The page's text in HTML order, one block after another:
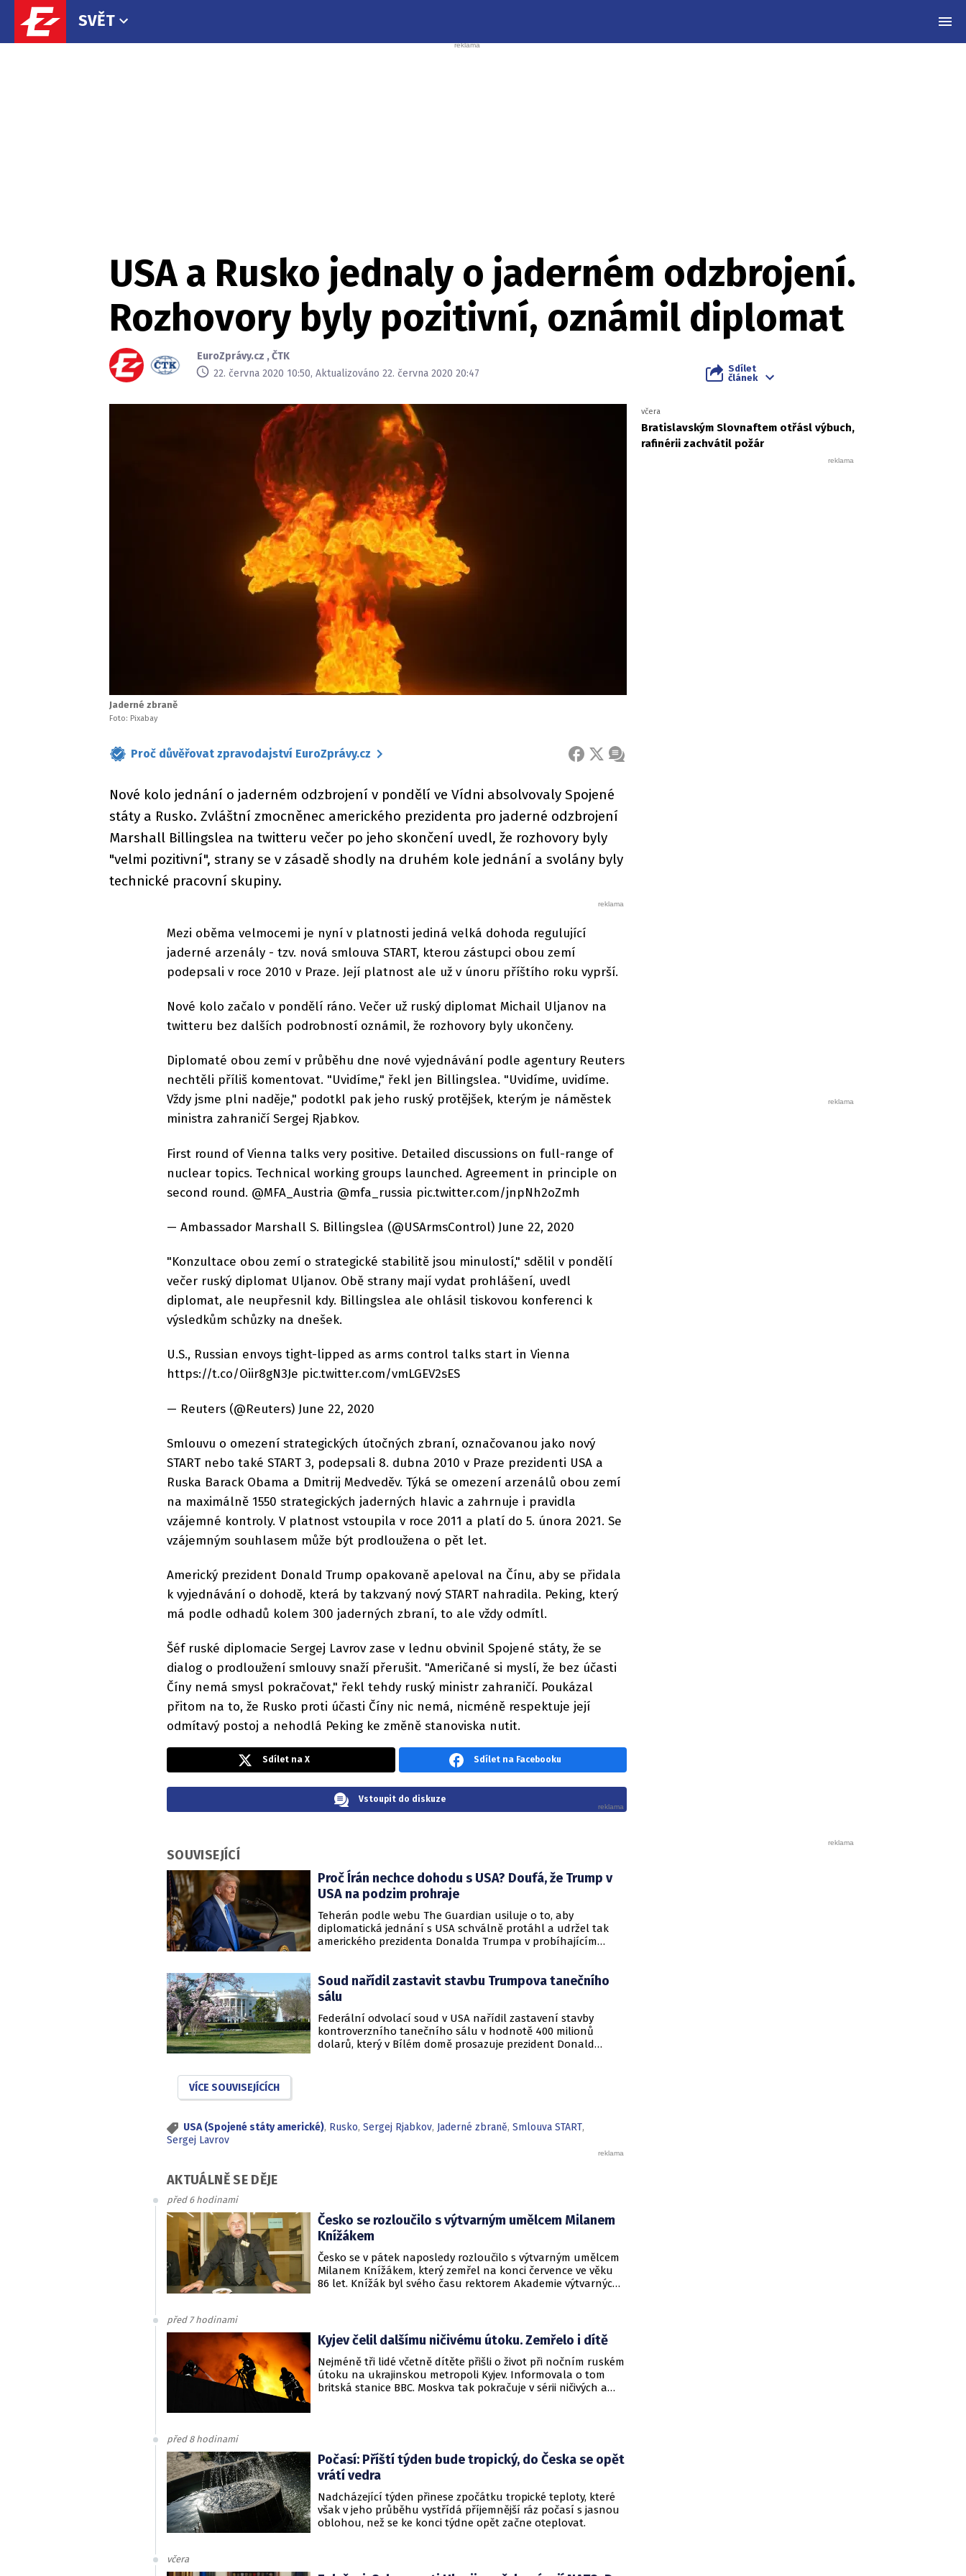
SVĚT
USA a Rusko jednaly o jaderném odzbrojení.
Rozhovory byly pozitivní, oznámil diplomat
EuroZprávy.cz ,ČTK
22. června 2020 10:50, Aktualizováno 22. června 2020 20:47
Sdílet
článek
Jaderné zbraně
Foto: Pixabay
Proč důvěřovat zpravodajství EuroZprávy.cz FACEBOOK
X ZPRÁVA
Nové kolo jednání o jaderném odzbrojení v pondělí ve Vídni absolvovaly Spojené
státy a Rusko. Zvláštní zmocněnec amerického prezidenta pro jaderné odzbrojení
Marshall Billingslea na twitteru večer po jeho skončení uvedl, že rozhovory byly
"velmi pozitivní", strany se v zásadě shodly na druhém kole jednání a svolány byly
technické pracovní skupiny.
Mezi oběma velmocemi je nyní v platnosti jediná velká dohoda regulující
jaderné arzenály - tzv. nová smlouva START, kterou zástupci obou zemí
podepsali v roce 2010 v Praze. Její platnost ale už v únoru příštího roku vyprší.
Nové kolo začalo v pondělí ráno. Večer už ruský diplomat Michail Uljanov na
twitteru bez dalších podrobností oznámil, že rozhovory byly ukončeny.
Diplomaté obou zemí v průběhu dne nové vyjednávání podle agentury Reuters
nechtěli příliš komentovat. "Uvidíme," řekl jen Billingslea. "Uvidíme, uvidíme.
Vždy jsme plni naděje," podotkl pak jeho ruský protějšek, kterým je náměstek
ministra zahraničí Sergej Rjabkov.
First round of Vienna talks very positive. Detailed discussions on full-range of
nuclear topics. Technical working groups launched. Agreement in principle on
second round. @MFA_Austria @mfa_russia pic.twitter.com/jnpNh2oZmh
— Ambassador Marshall S. Billingslea (@USArmsControl) June 22, 2020
"Konzultace obou zemí o strategické stabilitě jsou minulostí," sdělil v pondělí
večer ruský diplomat Uljanov. Obě strany mají vydat prohlášení, uvedl
diplomat, ale neupřesnil kdy. Billingslea ale ohlásil tiskovou konferenci k
výsledkům schůzky na dnešek.
U.S., Russian envoys tight-lipped as arms control talks start in Vienna
https://t.co/Oiir8gN3Je pic.twitter.com/vmLGEV2sES
— Reuters (@Reuters) June 22, 2020
Smlouvu o omezení strategických útočných zbraní, označovanou jako nový
START nebo také START 3, podepsali 8. dubna 2010 v Praze prezidenti USA a
Ruska Barack Obama a Dmitrij Medveděv. Týká se omezení arzenálů obou zemí
na maximálně 1550 strategických jaderných hlavic a zahrnuje i pravidla
vzájemné kontroly. V platnost vstoupila v roce 2011 a platí do 5. února 2021. Se
vzájemným souhlasem může být prodloužena o pět let.
Americký prezident Donald Trump opakovaně apeloval na Čínu, aby se přidala
k vyjednávání o dohodě, která by takzvaný nový START nahradila. Peking, který
má podle odhadů kolem 300 jaderných zbraní, to ale vždy odmítl.
Šéf ruské diplomacie Sergej Lavrov zase v lednu obvinil Spojené státy, že se
dialog o prodloužení smlouvy snaží přerušit. "Američané si myslí, že bez účasti
Číny nemá smysl pokračovat," řekl tehdy ruský ministr zahraničí. Poukázal
přitom na to, že Rusko proti účasti Číny nic nemá, nicméně respektuje její
odmítavý postoj a nehodlá Peking ke změně stanoviska nutit.
včera
Bratislavským Slovnaftem otřásl výbuch,
rafinérii zachvátil požár
Sdílet na X Sdílet na Facebooku
Vstoupit do diskuze
SOUVISEJÍCÍ
Proč Írán nechce dohodu s USA? Doufá, že Trump v
USA na podzim prohraje
Teherán podle webu The Guardian usiluje o to, aby
diplomatická jednání s USA schválně protáhl a udržel tak
amerického prezidenta Donalda Trumpa v probíhajícím
která by se mohla vyrovnat krizi s americkými teheránskými
rukojmími za prezidenta Jimmyho Cartera.
Soud nařídil zastavit stavbu Trumpova tanečního
sálu
Federální odvolací soud v USA nařídil zastavení stavby
kontroverzního tanečního sálu v hodnotě 400 milionů
dolarů, který v Bílém domě prosazuje prezident Donald
VÍCE SOUVISEJÍCÍCH
USA (Spojené státy americké), Rusko, Sergej Rjabkov, Jaderné zbraně, Smlouva START,
Sergej Lavrov
AKTUÁLNĚ SE DĚJE
před 6 hodinami
Česko se rozloučilo s výtvarným umělcem Milanem
Knížákem
Česko se v pátek naposledy rozloučilo s výtvarným umělcem
Milanem Knížákem, který zemřel na konci července ve věku
86 let. Knížák byl svého času rektorem Akademie výtvarných
před 7 hodinami
Kyjev čelil dalšímu ničivému útoku. Zemřelo i dítě
Nejméně tři lidé včetně dítěte přišli o život při nočním ruském
útoku na ukrajinskou metropoli Kyjev. Informovala o tom
britská stanice BBC. Moskva tak pokračuje v sérii ničivých a
před 8 hodinami
Počasí: Příští týden bude tropický, do Česka se opět
vrátí vedra
Nadcházející týden přinese zpočátku tropické teploty, které
však v jeho průběhu vystřídá příjemnější ráz počasí s jasnou
oblohou, než se ke konci týdne opět začne oteplovat.
včera